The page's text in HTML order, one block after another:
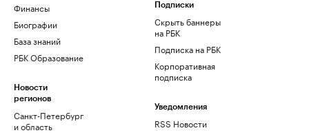
Финансы
Биографии
База знаний
РБК Образование
Новости
регионов
Санкт-Петербург
и область
Подписки
Скрыть баннеры
на РБК
Подписка на РБК
Корпоративная
подписка
Уведомления
RSS Новости